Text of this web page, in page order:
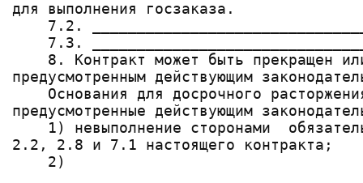
для выполнения госзаказа.
7.2.
7.3.
8. Контракт может быть прекращен
предусмотренным действующим
Основания для досрочного
предусмотренные действующим
1) невыполнение сторонами
2.2, 2.8 и 7.1 настоящего контракта;
    2)